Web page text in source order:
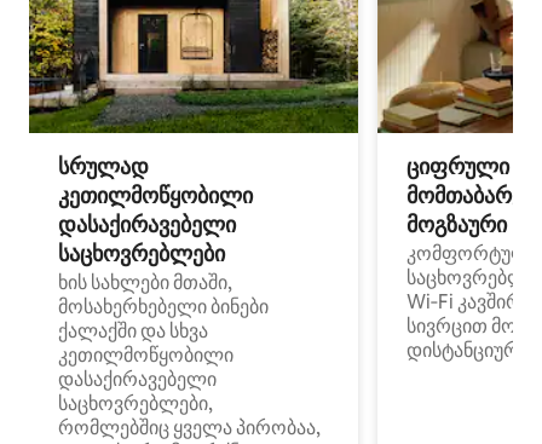
სრულად
კეთილმოწყობილი
დასაქირავებელი
საცხოვრებლები
ხის სახლები მთაში,
მოსახერხებელი ბინები
ქალაქში და სხვა
კეთილმოწყობილი
დასაქირავებელი
საცხოვრებლები,
რომლებშიც ყველა პირობაა,
ციფრული
მოგზაური
კომფორტული
Wi‑Fi
სივრცით
დისტანციური